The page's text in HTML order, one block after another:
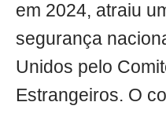
em 2024, atraiu
segurança
Unidos pelo
Estrangeiros. O